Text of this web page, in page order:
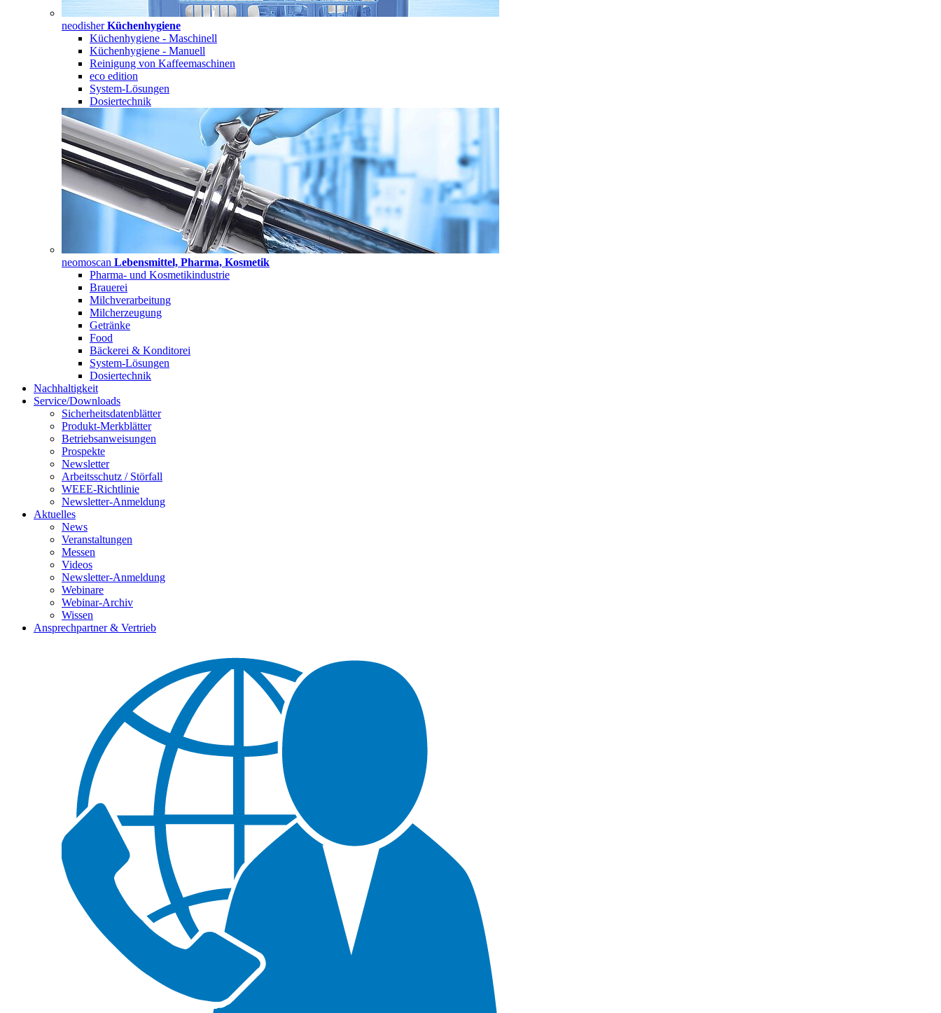
neodisherKüchenhygiene
Küchenhygiene - Maschinell
Küchenhygiene - Manuell
Reinigung von Kaffeemaschinen
eco edition
System-Lösungen
Dosiertechnik
neomoscan Lebensmittel, Pharma, Kosmetik
Pharma- und Kosmetikindustrie
Brauerei
Milchverarbeitung
Milcherzeugung
Getränke
Food
Bäckerei & Konditorei
System-Lösungen
Dosiertechnik
Nachhaltigkeit
Service/Downloads
Sicherheitsdatenblätter
Produkt-Merkblätter
Betriebsanweisungen
Prospekte
Newsletter
Arbeitsschutz / Störfall
WEEE-Richtlinie
Newsletter-Anmeldung
Aktuelles
News
Veranstaltungen
Messen
Videos
Newsletter-Anmeldung
Webinare
Webinar-Archiv
Wissen
Ansprechpartner & Vertrieb